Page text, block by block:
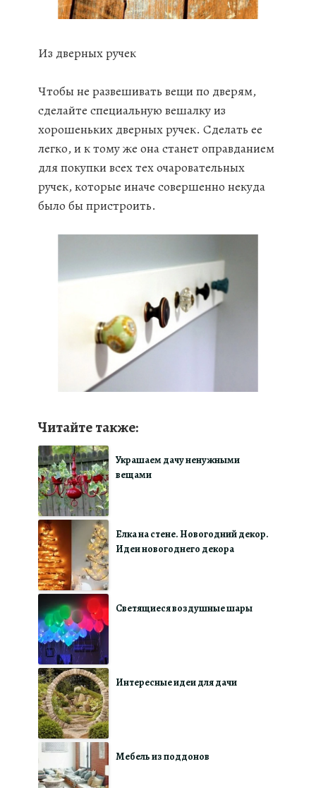
Из дверных ручек
Чтобы не развешивать вещи по дверям,
сделайте специальную вешалку из
хорошеньких дверных ручек. Сделать ее
легко, и к тому же она станет оправданием
для покупки всех тех очаровательных
ручек, которые иначе совершенно некуда
было бы пристроить.
Читайте также:
Украшаем дачу ненужными
вещами
Елка на стене. Новогодний декор.
Идеи новогоднего декора
Светящиеся воздушные шары
Интересные идеи для дачи
Мебель из поддонов